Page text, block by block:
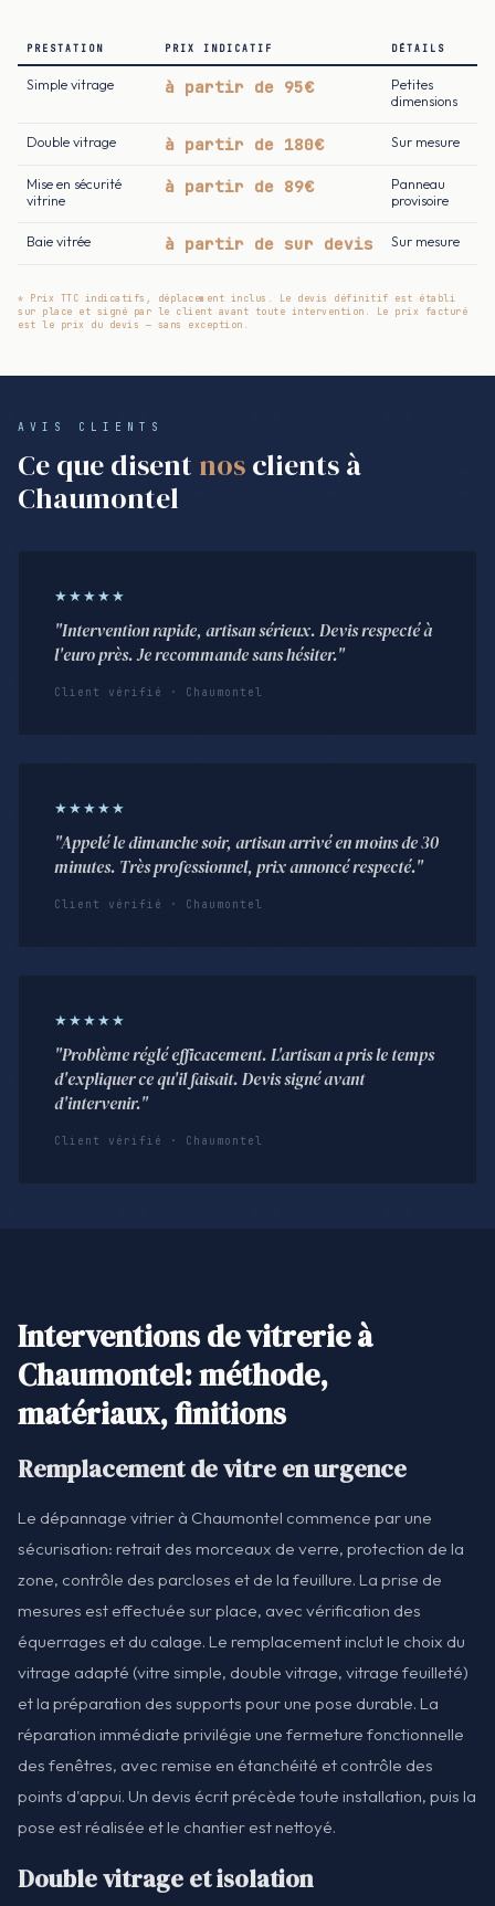
PRESTATION PRIX INDICATIF DÉTAILS
Simple vitrage à partir de 95€
Petites
dimensions
Double vitrage à partir de 180€ Sur mesure
Mise en sécurité
vitrine
à partir de 89€
Panneau
provisoire
Baie vitrée à partir de sur devis Sur mesure
* Prix TTC indicatifs, déplacement inclus. Le devis définitif est établi
sur place et signé par le client avant toute intervention. Le prix facturé
est le prix du devis — sans exception.
AVIS CLIENTS
Ce que disent nosclients à
Chaumontel
★★★★★
"Intervention rapide, artisan sérieux. Devis respecté à
l'euro près. Je recommande sans hésiter."
Client vérifié · Chaumontel
★★★★★
"Appelé le dimanche soir, artisan arrivé en moins de 30
minutes. Très professionnel, prix annoncé respecté."
Client vérifié · Chaumontel
★★★★★
"Problème réglé efficacement. L'artisan a pris le temps
d'expliquer ce qu'il faisait. Devis signé avant
d'intervenir."
Client vérifié · Chaumontel
Interventions de vitrerie à
Chaumontel: méthode,
matériaux, finitions
Remplacement de vitre en urgence
Le dépannage vitrier à Chaumontel commence par une
sécurisation: retrait des morceaux de verre, protection de la
zone, contrôle des parcloses et de la feuillure. La prise de
mesures est effectuée sur place, avec vérification des
équerrages et du calage. Le remplacement inclut le choix du
vitrage adapté (vitre simple, double vitrage, vitrage feuilleté)
et la préparation des supports pour une pose durable. La
réparation immédiate privilégie une fermeture fonctionnelle
des fenêtres, avec remise en étanchéité et contrôle des
points d'appui. Un devis écrit précède toute installation, puis la
pose est réalisée et le chantier est nettoyé.
Double vitrage et isolation